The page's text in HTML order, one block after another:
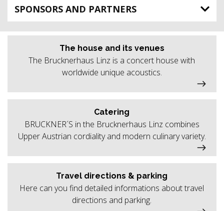
SPONSORS AND PARTNERS
The house and its venues
The Brucknerhaus Linz is a concert house with
worldwide unique acoustics.
Catering
BRUCKNER´S in the Brucknerhaus Linz combines
Upper Austrian cordiality and modern culinary variety.
Travel directions & parking
Here can you find detailed informations about travel
directions and parking.